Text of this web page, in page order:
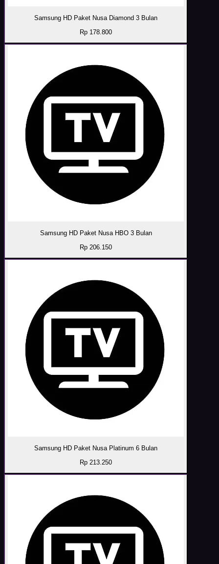
Samsung HD Paket Nusa Diamond 3 Bulan
Rp 178.800
Samsung HD Paket Nusa HBO 3 Bulan
Rp 206.150
Samsung HD Paket Nusa Platinum 6 Bulan
Rp 213.250